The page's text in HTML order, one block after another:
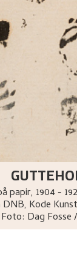
papir, 1904 -
Kode
Foto: Dag Fosse